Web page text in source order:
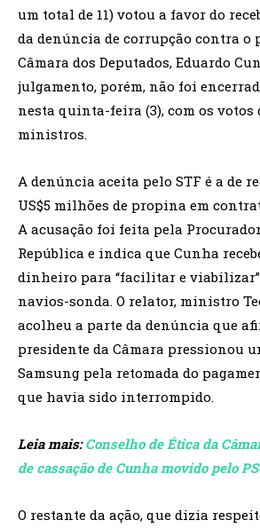
um total de 11) votou a favor do
da denúncia de corrupção contra o
Câmara dos Deputados, Eduardo
julgamento, porém, não foi
nesta quinta-feira (3), com os votos
ministros.
A denúncia aceita pelo STF é a de
US$5 milhões de propina em
A acusação foi feita pela
República e indica que Cunha
dinheiro para “facilitar e viabilizar”
navios-sonda. O relator, ministro
acolheu a parte da denúncia que
presidente da Câmara pressionou
Samsung pela retomada do
que havia sido interrompido.
Leia mais:Conselho de Ética da
de cassação de Cunha movido pelo
O restante da ação, que dizia